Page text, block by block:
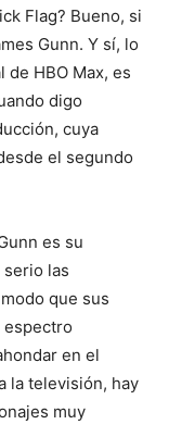
Flag? Bueno, si
Gunn. Y sí, lo
HBO Max, es
digo
cuya
el segundo
es su
serio las
que sus
espectro
en el
la televisión, hay
muy